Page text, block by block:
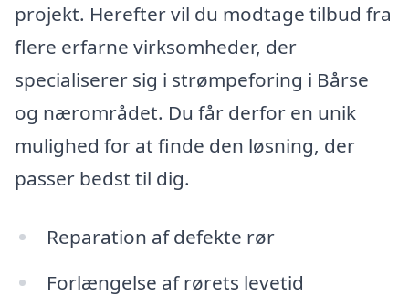
projekt. Herefter vil du modtage tilbud fra
flere erfarne virksomheder, der
specialiserer sig i strømpeforing i Bårse
og nærområdet. Du får derfor en unik
mulighed for at finde den løsning, der
passer bedst til dig.
Reparation af defekte rør
Forlængelse af rørets levetid